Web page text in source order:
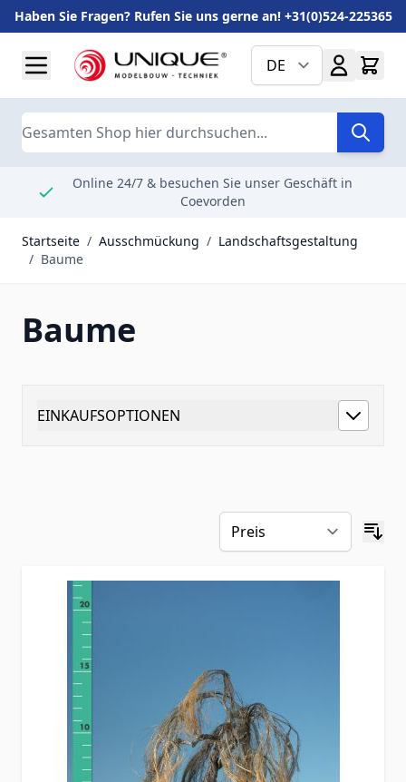
Haben Sie Fragen? Rufen Sie uns gerne an! +31(0)524-225365
DE
Suche
Online 24/7 & besuchen Sie unser Geschäft in
Coevorden
Startseite / Ausschmückung / Landschaftsgestaltung
/ Baume
Baume
EINKAUFSOPTIONEN